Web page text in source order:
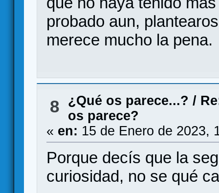
probado aun,
merece mucho la pena.
8 ¿Qué os parece...? /
os parece?
« en: 15 de Enero de 2023,
Porque decís que la
curiosidad, no se qué